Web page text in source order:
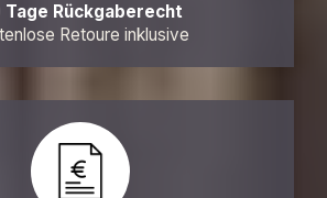
Tage Rückgaberecht
Retoure inklusive